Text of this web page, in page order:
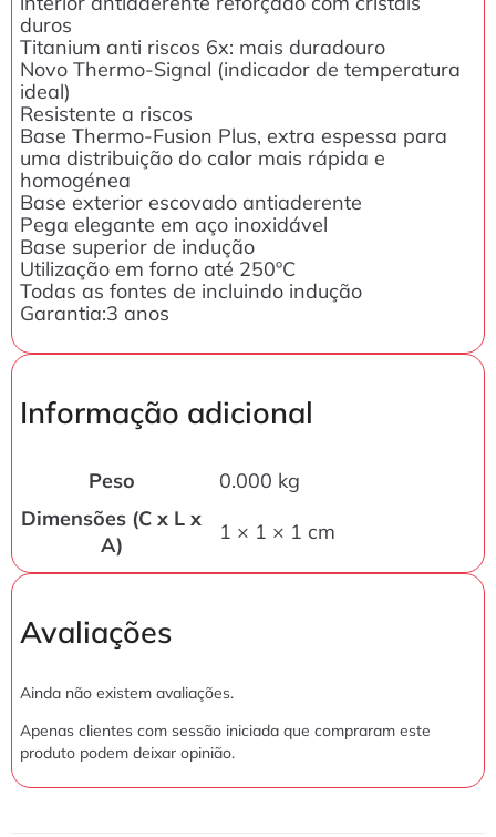
duros
Titanium anti riscos 6x: mais duradouro
Novo Thermo-Signal (indicador de temperatura
ideal)
Resistente a riscos
Base Thermo-Fusion Plus, extra espessa para
uma distribuição do calor mais rápida e
homogénea
Base exterior escovado antiaderente
Pega elegante em aço inoxidável
Base superior de indução
Utilização em forno até 250ºC
Todas as fontes de incluindo indução
Garantia:3 anos
Informação adicional
Peso
0.000 kg
Dimensões (C x L x
A)
1 × 1 × 1 cm
Avaliações
Ainda não existem avaliações.
Apenas clientes com sessão iniciada que compraram este
produto podem deixar opinião.